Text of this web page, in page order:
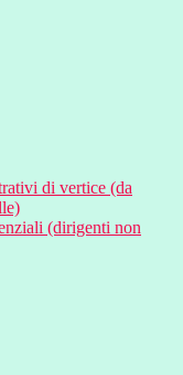
di vertice (da
(dirigenti non